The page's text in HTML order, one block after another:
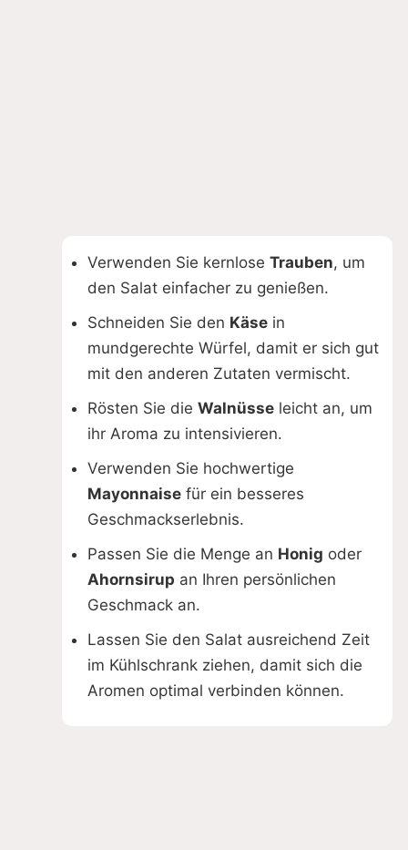
Verwenden Sie kernlose Trauben, um
den Salat einfacher zu genießen.
Schneiden Sie den Käse in
mundgerechte Würfel, damit er sich gut
mit den anderen Zutaten vermischt.
Rösten Sie die Walnüsse leicht an, um
ihr Aroma zu intensivieren.
Verwenden Sie hochwertige
Mayonnaise für ein besseres
Geschmackserlebnis.
Passen Sie die Menge an Honig oder
Ahornsirup an Ihren persönlichen
Geschmack an.
Lassen Sie den Salat ausreichend Zeit
im Kühlschrank ziehen, damit sich die
Aromen optimal verbinden können.